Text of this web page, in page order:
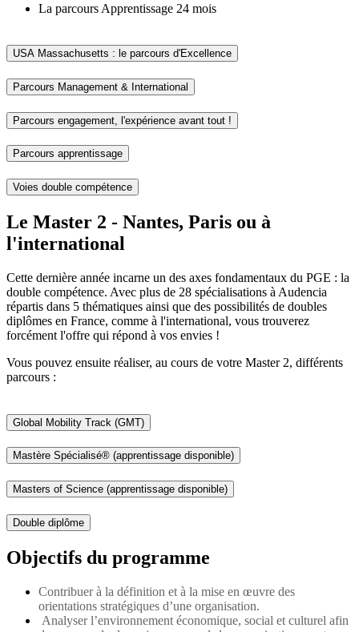
La parcours Apprentissage 24 mois
USA Massachusetts : le parcours d'Excellence
Parcours Management & International
Parcours engagement, l'expérience avant tout !
Parcours apprentissage
Voies double compétence
Le Master 2 - Nantes, Paris ou à
l'international
Cette dernière année incarne un des axes fondamentaux du PGE : la
double compétence. Avec plus de 28 spécialisations à Audencia
répartis dans 5 thématiques ainsi que des possibilités de doubles
diplômes en France, comme à l'international, vous trouverez
forcément l'offre qui répond à vos envies !
Vous pouvez ensuite réaliser, au cours de votre Master 2, différents
parcours :
Global Mobility Track (GMT)
Mastère Spécialisé® (apprentissage disponible)
Masters of Science (apprentissage disponible)
Double diplôme
Objectifs du programme
Contribuer à la définition et à la mise en œuvre des
orientations stratégiques d’une organisation.
Analyser l’environnement économique, social et culturel afin